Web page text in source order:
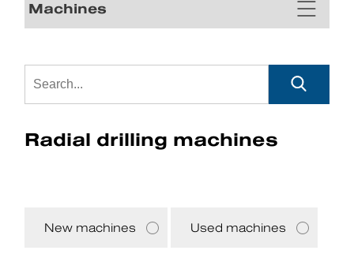
Machines
Radial drilling machines
New machines Used machines